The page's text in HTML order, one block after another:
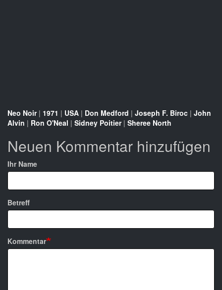
Neo Noir| 1971 | USA | Don Medford | Joseph F. Biroc | John
Alvin | Ron O'Neal | Sidney Poitier| Sheree North
Neuen Kommentar hinzufügen
Ihr Name
Betreff
Kommentar